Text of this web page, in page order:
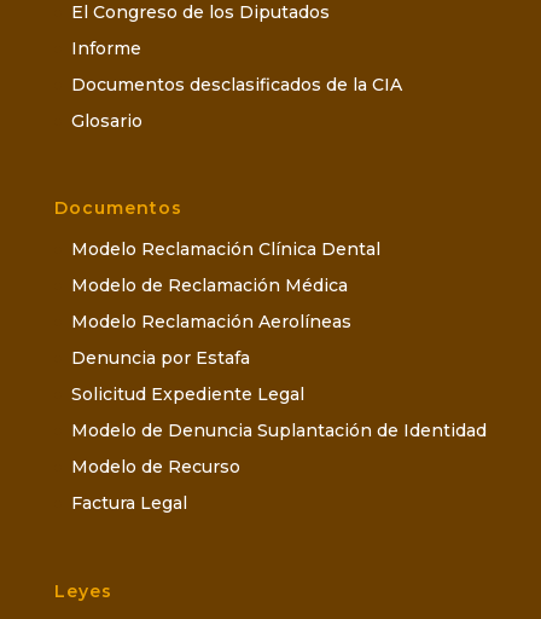
El Congreso de los Diputados
Informe
Documentos desclasificados de la CIA
Glosario
Documentos
Modelo Reclamación Clínica Dental
Modelo de Reclamación Médica
Modelo Reclamación Aerolíneas
Denuncia por Estafa
Solicitud Expediente Legal
Modelo de Denuncia Suplantación de Identidad
Modelo de Recurso
Factura Legal
Leyes